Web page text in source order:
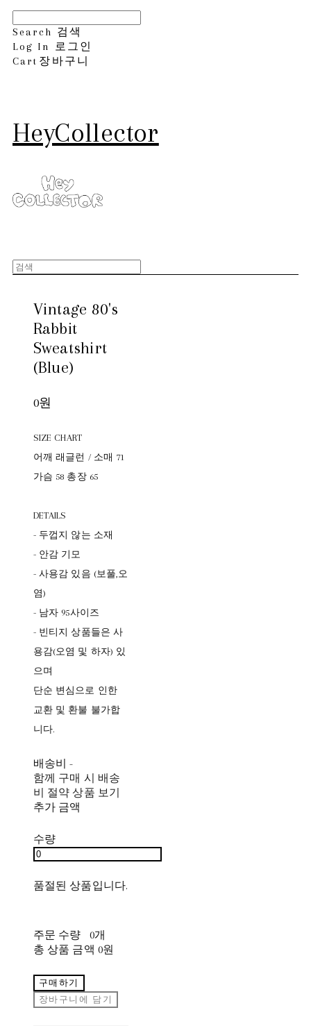
Search 검색
Log In
로그인
Cart 장바구니
HeyCollector
Vintage 80's
Rabbit
Sweatshirt
(Blue)
0원
SIZE CHART
어깨 래글런 / 소매 71
가슴 58 총장 65
DETAILS
- 두껍지 않는 소재
- 안감 기모
- 사용감 있음 (보풀,오
염)
- 남자 95사이즈
- 빈티지 상품들은 사
용감(오염 및 하자) 있
으며
단순 변심으로 인한
교환 및 환불 불가합
니다.
배송비-
함께 구매 시 배송
비 절약 상품 보기
추가 금액
수량
품절된 상품입니다.
주문 수량
0개
총 상품 금액 0원
구매하기
장바구니에 담기